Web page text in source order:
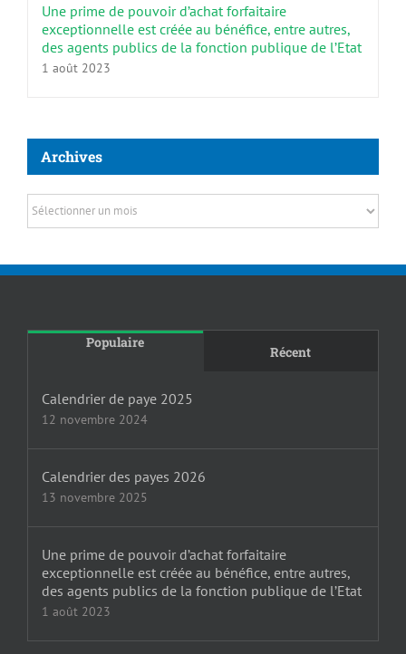
Une prime de pouvoir d’achat forfaitaire
exceptionnelle est créée au bénéfice, entre autres,
des agents publics de la fonction publique de l’Etat
1 août 2023
Archives
Archives
Populaire
Récent
Calendrier de paye 2025
12 novembre 2024
Calendrier des payes 2026
13 novembre 2025
Une prime de pouvoir d’achat forfaitaire
exceptionnelle est créée au bénéfice, entre autres,
des agents publics de la fonction publique de l’Etat
1 août 2023